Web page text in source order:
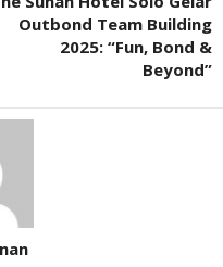
Outbond Team Building
2025: “Fun, Bond &
Beyond”